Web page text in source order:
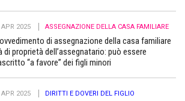
APR 2025 ASSEGNAZIONE DELLA CASA FAMILIARE
di assegnazione della casa familiare
di proprietà dell’assegnatario: può essere
“a favore” dei figli minori
APR 2025 DIRITTI E DOVERI DEL FIGLIO